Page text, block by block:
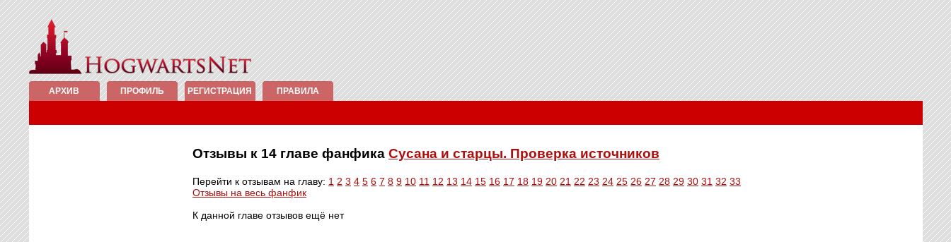
АРХИВ ПРОФИЛЬ РЕГИСТРАЦИЯ ПРАВИЛА
Отзывы к 14 главе фанфика Сусана и старцы. Проверка источников
Перейти к отзывам на главу: 1 2 3 4 5 6 7 8 9 10 11 12 13 14 15 16 17 18 19 20 21 22 23 24 25 26 27 28 29 30 31 32 33
Отзывы на весь фанфик
К данной главе отзывов ещё нет